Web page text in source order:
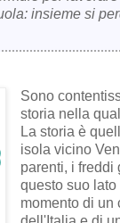
insieme si
Sono
storia nella
La storia è
isola vicino
parenti, i freddi
questo suo
momento di un